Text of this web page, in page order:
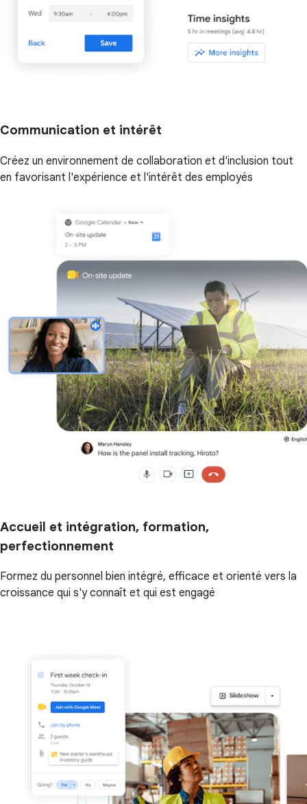
Communication et intérêt
Créez un environnement de collaboration et d'inclusion tout
en favorisant l'expérience et l'intérêt des employés
Accueil et intégration, formation,
perfectionnement
Formez du personnel bien intégré, efficace et orienté vers la
croissance qui s'y connaît et qui est engagé